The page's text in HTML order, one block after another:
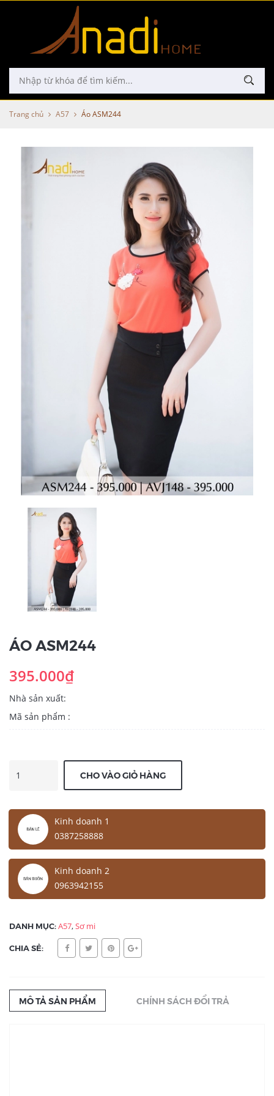
Trang chủ A57 Áo ASM244
ÁO ASM244
395.000₫
Nhà sản xuất:
Mã sản phẩm :
CHO VÀO GIỎ HÀNG
Kinh doanh 1
0387258888
Kinh doanh 2
0963942155
DANH MỤC:A57,Sơ mi
CHIA SẺ:
MÔ TẢ SẢN PHẨM CHÍNH SÁCH ĐỔI TRẢ